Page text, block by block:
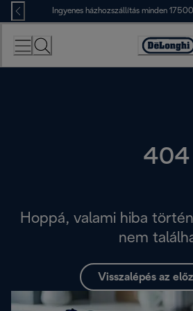
Skip
to
Content
Ingyenes házhozszállítás minden
Statement
404
Hoppá, valami hiba
nem
Visszalépés az